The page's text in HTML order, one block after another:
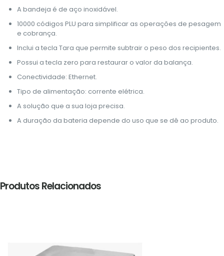
A bandeja é de aço inoxidável.
10000 códigos PLU para simplificar as operações de pesagem
e cobrança.
Inclui a tecla Tara que permite subtrair o peso dos recipientes.
Possui a tecla zero para restaurar o valor da balança.
Conectividade: Ethernet.
Tipo de alimentação: corrente elétrica.
A solução que a sua loja precisa.
A duração da bateria depende do uso que se dê ao produto.
Produtos Relacionados